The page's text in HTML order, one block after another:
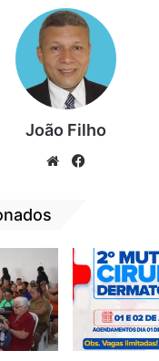
vantagens
joga a
pode
mesmo assim
2019.
semifinais ainda
os jogos não
próximos
devem
em dias
João Filho
We